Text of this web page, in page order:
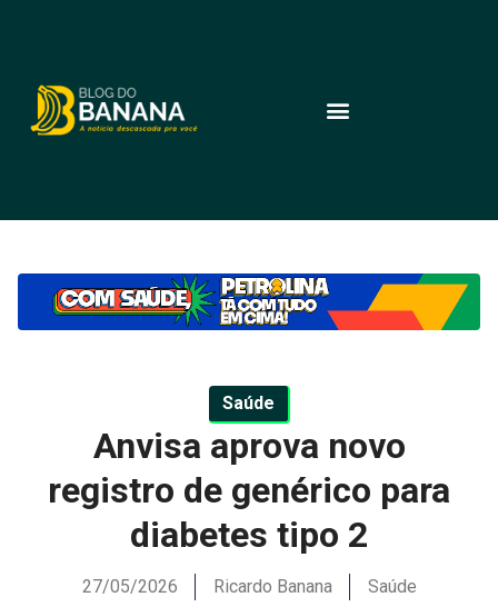
Saúde
Anvisa aprova novo
registro de genérico para
diabetes tipo 2
27/05/2026 Ricardo Banana Saúde